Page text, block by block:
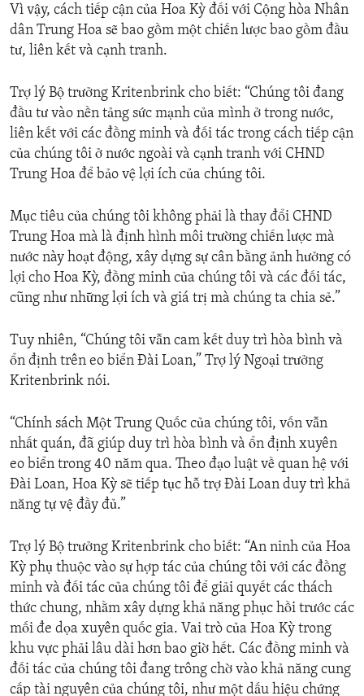
Vì vậy, cách tiếp cận của Hoa Kỳ đối với Cộng hòa Nhân
dân Trung Hoa sẽ bao gồm một chiến lược bao gồm đầu
tư, liên kết và cạnh tranh.
Trợ lý Bộ trưởng Kritenbrink cho biết: “Chúng tôi đang
đầu tư vào nền tảng sức mạnh của mình ở trong nước,
liên kết với các đồng minh và đối tác trong cách tiếp cận
của chúng tôi ở nước ngoài và cạnh tranh với CHND
Trung Hoa để bảo vệ lợi ích của chúng tôi.
Mục tiêu của chúng tôi không phải là thay đổi CHND
Trung Hoa mà là định hình môi trường chiến lược mà
nước này hoạt động, xây dựng sự cân bằng ảnh hưởng có
lợi cho Hoa Kỳ, đồng minh của chúng tôi và các đối tác,
cũng như những lợi ích và giá trị mà chúng ta chia sẻ.”
Tuy nhiên, “Chúng tôi vẫn cam kết duy trì hòa bình và
ổn định trên eo biển Đài Loan,” Trợ lý Ngoại trưởng
Kritenbrink nói.
“Chính sách Một Trung Quốc của chúng tôi, vốn vẫn
nhất quán, đã giúp duy trì hòa bình và ổn định xuyên
eo biển trong 40 năm qua. Theo đạo luật về quan hệ với
Đài Loan, Hoa Kỳ sẽ tiếp tục hỗ trợ Đài Loan duy trì khả
năng tự vệ đầy đủ.”
Trợ lý Bộ trưởng Kritenbrink cho biết: “An ninh của Hoa
Kỳ phụ thuộc vào sự hợp tác của chúng tôi với các đồng
minh và đối tác của chúng tôi để giải quyết các thách
thức chung, nhằm xây dựng khả năng phục hồi trước các
mối đe dọa xuyên quốc gia. Vai trò của Hoa Kỳ trong
khu vực phải lâu dài hơn bao giờ hết. Các đồng minh và
đối tác của chúng tôi đang trông chờ vào khả năng cung
cấp tài nguyên của chúng tôi, như một dấu hiệu chứng